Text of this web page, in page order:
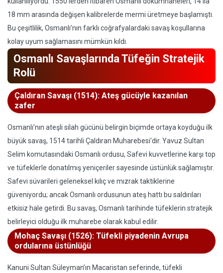
18 mm arasında değişen kalibrelerde mermi üretmeye başlamıştı.
Bu çeşitlilik, Osmanlı’nın farklı coğrafyalardaki savaş koşullarına
kolay uyum sağlamasını mümkün kıldı.
Osmanlı Savaşlarında Tüfeğin Stratejik
Rolü
Çaldıran Savaşı (1514): Ateş gücüyle kazanılan
zafer
Osmanlı’nın ateşli silah gücünü belirgin biçimde ortaya koyduğu ilk
büyük savaş, 1514 tarihli Çaldıran Muharebesi’dir. Yavuz Sultan
Selim komutasındaki Osmanlı ordusu, Safevi kuvvetlerine karşı top
ve tüfeklerle donatılmış yeniçeriler sayesinde üstünlük sağlamıştır.
Safevi süvarileri geleneksel kılıç ve mızrak taktiklerine
güveniyordu; ancak Osmanlı ordusunun ateş hattı bu saldırıları
etkisiz hale getirdi. Bu savaş, Osmanlı tarihinde tüfeklerin stratejik
belirleyici olduğu ilk muharebe olarak kabul edilir.
Mohaç Savaşı (1526): Tüfekli piyadenin Avrupa
ordularına üstünlüğü
Kanuni Sultan Süleyman’ın Macaristan seferinde, tüfekli